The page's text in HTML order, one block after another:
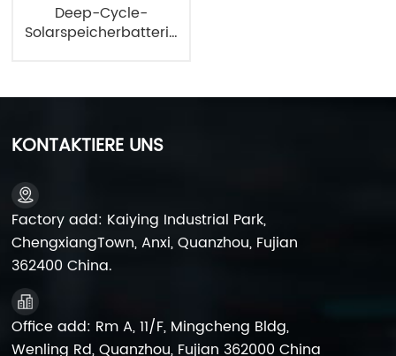
Deep-Cycle-
Solarspeicherbatterie
KONTAKTIERE UNS
Factory add: Kaiying Industrial Park,
ChengxiangTown, Anxi, Quanzhou, Fujian
362400 China.
Office add: Rm A, 11/F, Mingcheng Bldg,
Wenling Rd, Quanzhou, Fujian 362000 China